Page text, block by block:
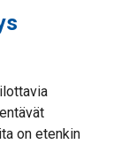
on etenkin